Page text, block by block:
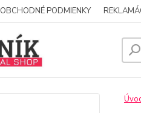
OBCHODNÉ PODMIENKY